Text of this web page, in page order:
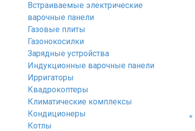
«
Встраиваемые электрические
варочные панели
Газовые плиты
Газонокосилки
Зарядные устройства
Индукционные варочные панели
Ирригаторы
Квадрокоптеры
Климатические комплексы
Кондиционеры
Котлы